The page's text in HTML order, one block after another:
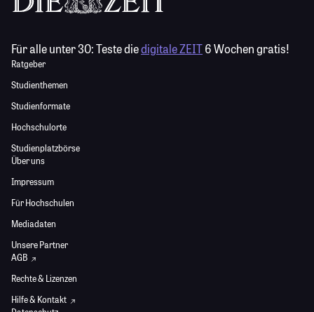
Für alle unter 30:Teste diedigitale ZEIT6 Wochen gratis!
Ratgeber
Studienthemen
Studienformate
Hochschulorte
Studienplatzbörse
Über uns
Impressum
Für Hochschulen
Mediadaten
Unsere Partner
AGB
Rechte & Lizenzen
Hilfe & Kontakt